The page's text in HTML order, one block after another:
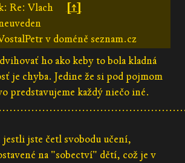
Re: Vlach
[↑]
v doméně seznam.cz
ho ako keby to bola kladná
je chyba. Jedine že si pod pojmom
predstavujeme každý niečo iné.
jste četl svobodu učení,
na "sobectví" dětí, což je v